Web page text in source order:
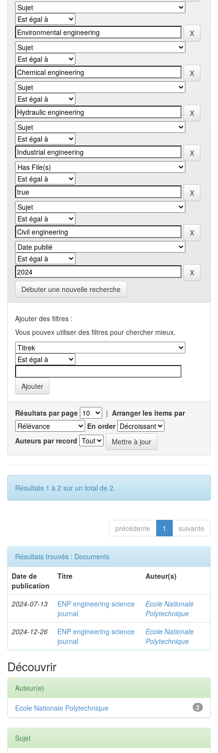
Débuter une nouvelle recherche
Ajouter des filtres :
Vous pouvex utiliser des filtres pour chercher mieux.
Résultats par page | Arranger les items par
En order
Auteurs par record
Résultats 1 à 2 sur un total de 2.
précédente 1 suivante
Résultats trouvés : Documents
Date de
publication
Titre Auteur(s)
2024-07-13
ENP engineering science
journal
Ecole Nationale
Polytechnique
2024-12-26
ENP engineering science
journal
Ecole Nationale
Polytechnique
Découvrir
Auteur(e)
2
Ecole Nationale Polytechnique
Sujet